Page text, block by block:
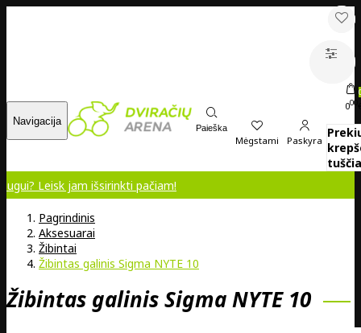
Navigacija
Paieška
Mėgstami Paskyra
000
Leisk jam išsirinkti pačiam!
Pagrindinis
Aksesuarai
Žibintai
Žibintas galinis Sigma NYTE 10
Žibintas galinis Sigma NYTE 10